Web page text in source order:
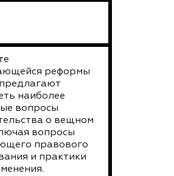
реформы
наиболее
вопросы
о вещном
вопросы
правового
и практики